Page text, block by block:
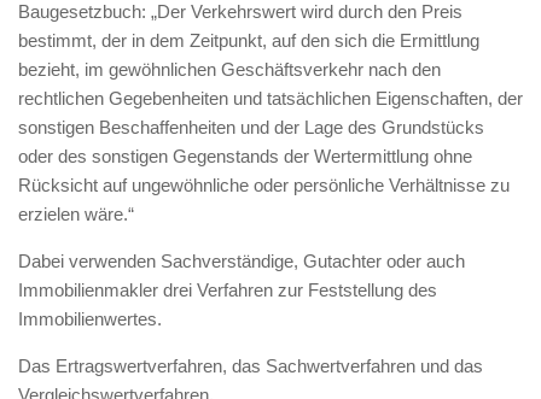
Baugesetzbuch: „Der Verkehrswert wird durch den Preis
bestimmt, der in dem Zeitpunkt, auf den sich die Ermittlung
bezieht, im gewöhnlichen Geschäftsverkehr nach den
rechtlichen Gegebenheiten und tatsächlichen Eigenschaften, der
sonstigen Beschaffenheiten und der Lage des Grundstücks
oder des sonstigen Gegenstands der Wertermittlung ohne
Rücksicht auf ungewöhnliche oder persönliche Verhältnisse zu
erzielen wäre.“
Dabei verwenden Sachverständige, Gutachter oder auch
Immobilienmakler drei Verfahren zur Feststellung des
Immobilienwertes.
Das Ertragswertverfahren, das Sachwertverfahren und das
Vergleichswertverfahren.